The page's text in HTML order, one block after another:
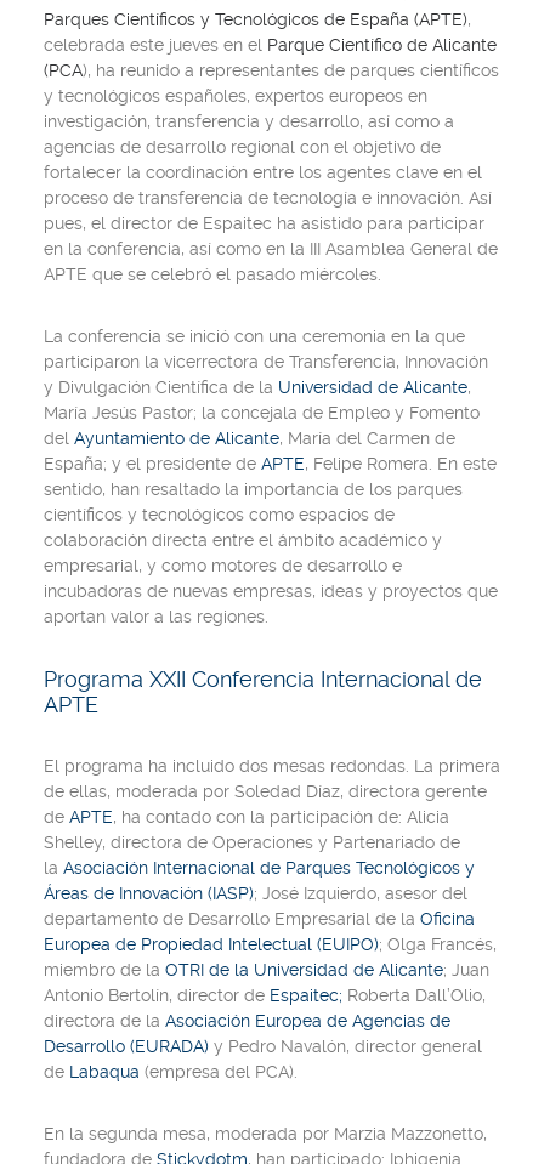
Parques Científicos y Tecnológicos de España (APTE),
celebrada este jueves en el Parque Científico de Alicante
(PCA), ha reunido a representantes de parques científicos
y tecnológicos españoles, expertos europeos en
investigación, transferencia y desarrollo, así como a
agencias de desarrollo regional con el objetivo de
fortalecer la coordinación entre los agentes clave en el
proceso de transferencia de tecnología e innovación. Así
pues, el director de Espaitec ha asistido para participar
en la conferencia, así como en la III Asamblea General de
APTE que se celebró el pasado miércoles.
La conferencia se inició con una ceremonia en la que
participaron la vicerrectora de Transferencia, Innovación
y Divulgación Científica de la Universidad de Alicante,
María Jesús Pastor; la concejala de Empleo y Fomento
del Ayuntamiento de Alicante, María del Carmen de
España; y el presidente de APTE, Felipe Romera. En este
sentido, han resaltado la importancia de los parques
científicos y tecnológicos como espacios de
colaboración directa entre el ámbito académico y
empresarial, y como motores de desarrollo e
incubadoras de nuevas empresas, ideas y proyectos que
aportan valor a las regiones.
Programa XXII Conferencia Internacional de
APTE
El programa ha incluido dos mesas redondas. La primera
de ellas, moderada por Soledad Díaz, directora gerente
de APTE, ha contado con la participación de: Alicia
Shelley, directora de Operaciones y Partenariado de
la Asociación Internacional de Parques Tecnológicos y
Áreas de Innovación (IASP); José Izquierdo, asesor del
departamento de Desarrollo Empresarial de la Oficina
Europea de Propiedad Intelectual (EUIPO); Olga Francés,
miembro de la OTRI de la Universidad de Alicante; Juan
Antonio Bertolín, director de Espaitec; Roberta Dall’Olio,
directora de la Asociación Europea de Agencias de
Desarrollo (EURADA) y Pedro Navalón, director general
de Labaqua (empresa del PCA).
En la segunda mesa, moderada por Marzia Mazzonetto,
fundadora de Stickydotm, han participado: Iphigenia